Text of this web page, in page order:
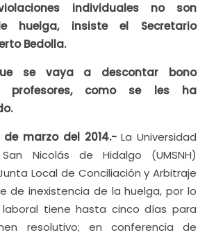
individuales no son
huelga, insiste el Secretario
Bedolla.
se vaya a descontar bono
profesores, como se les ha
de marzo del 2014.-La Universidad
Nicolás de Hidalgo (UMSNH)
Local de Conciliación y Arbitraje
de inexistencia de la huelga, por lo
tiene hasta cinco días para
resolutivo; en conferencia de